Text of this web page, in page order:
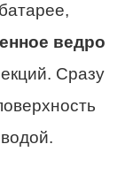
ведро
Сразу